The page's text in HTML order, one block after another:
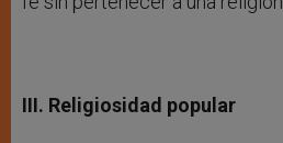
III. Religiosidad popular